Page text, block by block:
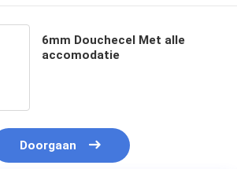
6mm Douchecel Met alle
accomodatie
Doorgaan